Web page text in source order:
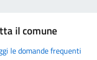
il comune
le domande frequenti